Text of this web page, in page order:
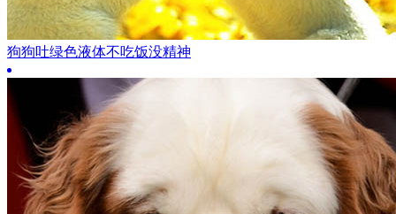
狗狗吐绿色液体不吃饭没精神